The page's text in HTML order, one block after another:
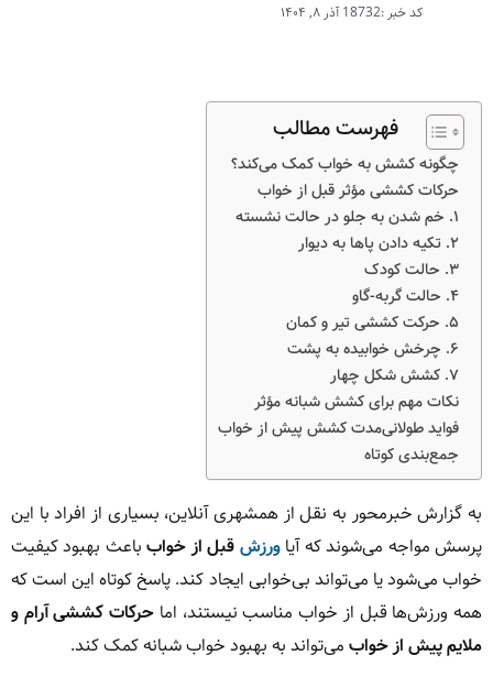
کد خبر :18732 آذر ۸, ۱۴۰۴
فهرست مطالب
چگونه کشش به خواب کمک می‌کند؟
حرکات کششی مؤثر قبل از خواب
۱. خم شدن به جلو در حالت نشسته
۲. تکیه دادن پاها به دیوار
۳. حالت کودک
۴. حالت گربه-گاو
۵. حرکت کششی تیر و کمان
۶. چرخش خوابیده به پشت
۷. کشش شکل چهار
نکات مهم برای کشش شبانه مؤثر
فواید طولانی‌مدت کشش پیش از خواب
جمع‌بندی کوتاه
به گزارش خبرمحور به نقل از همشهری آنلاین، بسیاری از افراد با این
پرسش مواجه می‌شوند که آیاورزش قبل از خوابباعث بهبود کیفیت
خواب می‌شود یا می‌تواند بی‌خوابی ایجاد کند. پاسخ کوتاه این است که
همه ورزش‌ها قبل از خواب مناسب نیستند، اما حرکات کششی آرام و
ملایم پیش از خواب می‌تواند به بهبود خواب شبانه کمک کند.